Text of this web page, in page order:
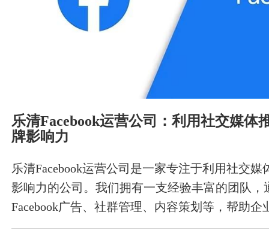
键词，而不是过度堆砌。同时，要确保网站的
乐清Facebook运营公司：利用社交媒体
牌影响力
乐清Facebook运营公司是一家专注于利用社交
影响力的公司。我们拥有一支经验丰富的团队，
Facebook广告、社群管理、内容策划等，帮助企
扩大市场影响力。以下是乐清Facebook运营公司